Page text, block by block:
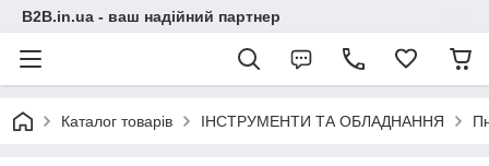
B2B.in.ua - ваш надійний партнер
Каталог товарів ІНСТРУМЕНТИ ТА ОБЛАДНАННЯ